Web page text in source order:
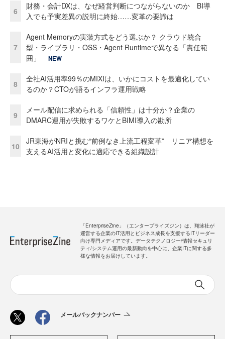
6
財務・会計DXは、なぜ経営判断につながらないのか BI導
入でも予実差異の説明に終始……変革の要諦は
7
Agent Memoryの実装方式をどう選ぶか？ クラウド統合
型・ライブラリ・OSS・Agent Runtimeで異なる「責任範
囲」
NEW
8
全社AI活用率99％のMIXIは、いかにコストを最適化してい
るのか？CTOが語るインフラ運用戦略
9
メール配信に求められる「信頼性」は十分か？企業の
DMARC運用が失敗するワケとBIMI導入の勘所
10
JR東海がNRIと挑む“前例なき上流工程変革” リニア構想を
支えるAI活用と変化に適応できる組織設計
「EnterpriseZine」（エンタープライズジン）は、翔泳社が
運営する企業のIT活用とビジネス成長を支援するITリーダー
向け専門メディアです。データテクノロジー/情報セキュリ
ティ/システム運用の最新動向を中心に、企業ITに関する多
様な情報をお届けしています。
メールバックナンバー